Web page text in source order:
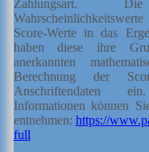
Zahlungsart.
Score-Werte in das
haben diese ihre
anerkannten
Berechnung der
Anschriftendaten
Informationen können
entnehmen: https://
full